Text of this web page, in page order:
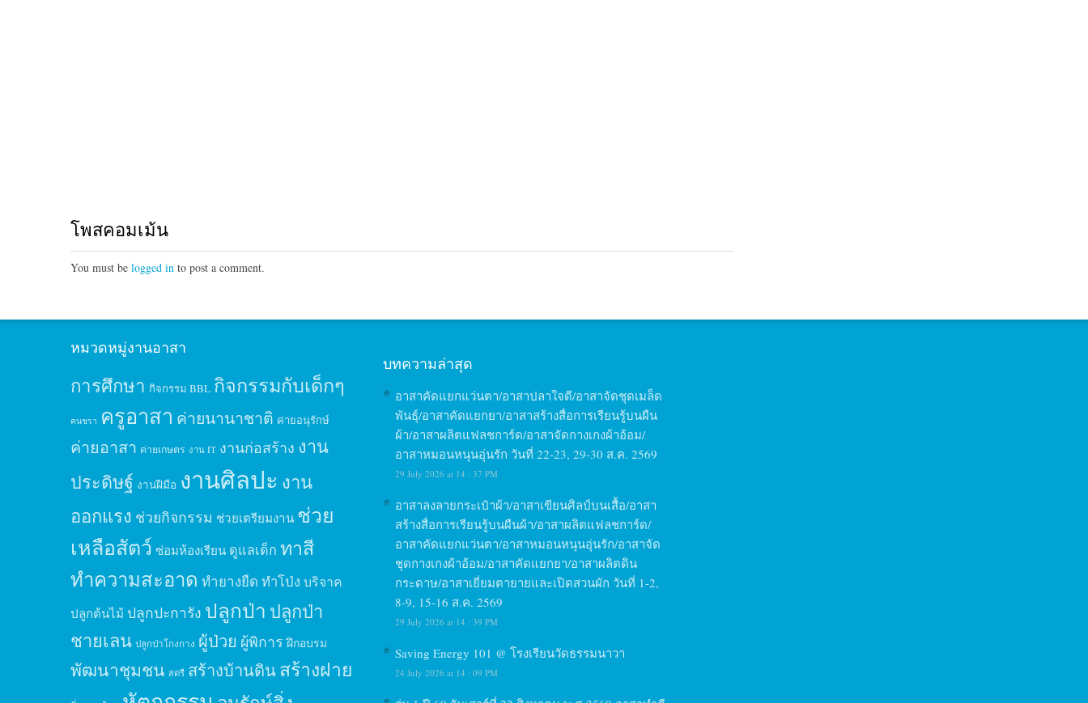
โพสคอมเม้น
You must be logged in to post a comment.
หมวดหมู่งานอาสา
การศึกษา กิจกรรม BBL กิจกรรมกับเด็กๆ
คนชรา ครูอาสา ค่ายนานาชาติ ค่ายอนุรักษ์
ค่ายอาสา ค่ายเกษตร งาน IT งานก่อสร้าง งาน
ประดิษฐ์ งานฝีมือ งานศิลปะ งาน
ออกแรง ช่วยกิจกรรม ช่วยเตรียมงาน ช่วย
เหลือสัตว์ ซ่อมห้องเรียน ดูแลเด็ก ทาสี
ทำความสะอาด ทำยางยืด ทำโป่ง บริจาค
ปลูกต้นไม้ ปลูกปะการัง ปลูกป่า ปลูกป่า
ชายเลน ปลูกป่าโกงกาง ผู้ป่วย ผู้พิการ ฝึกอบรม
พัฒนาชุมชน สตรี สร้างบ้านดินสร้างฝาย
บทความล่าสุด
อาสาคัดแยกแว่นตา/อาสาปลาใจดี/อาสาจัดชุดเมล็ด
พันธุ์/อาสาคัดแยกยา/อาสาสร้างสื่อการเรียนรู้บนผืน
ผ้า/อาสาผลิตแฟลชการ์ด/อาสาจัดกางเกงผ้าอ้อม/
อาสาหมอนหนุนอุ่นรัก วันที่ 22-23, 29-30 ส.ค. 2569
29 July 2026 at 14 : 37 PM
อาสาลงลายกระเป๋าผ้า/อาสาเขียนศิลป์บนเสื้อ/อาสา
สร้างสื่อการเรียนรู้บนผืนผ้า/อาสาผลิตแฟลชการ์ด/
อาสาคัดแยกแว่นตา/อาสาหมอนหนุนอุ่นรัก/อาสาจัด
ชุดกางเกงผ้าอ้อม/อาสาคัดแยกยา/อาสาผลิตดิน
กระดาษ/อาสาเยี่ยมตายายและเปิดสวนผัก วันที่ 1-2,
8-9, 15-16 ส.ค. 2569
29 July 2026 at 14 : 39 PM
Saving Energy 101 @ โรงเรียนวัดธรรมนาวา
24 July 2026 at 14 : 09 PM